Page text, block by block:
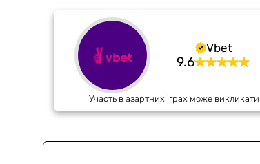
Vbet
9.6
Участь в азартних іграх може